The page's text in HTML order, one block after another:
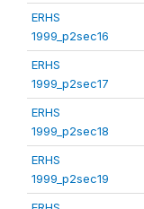
ERHS
1999_p2sec16
ERHS
1999_p2sec17
ERHS
1999_p2sec18
ERHS
1999_p2sec19